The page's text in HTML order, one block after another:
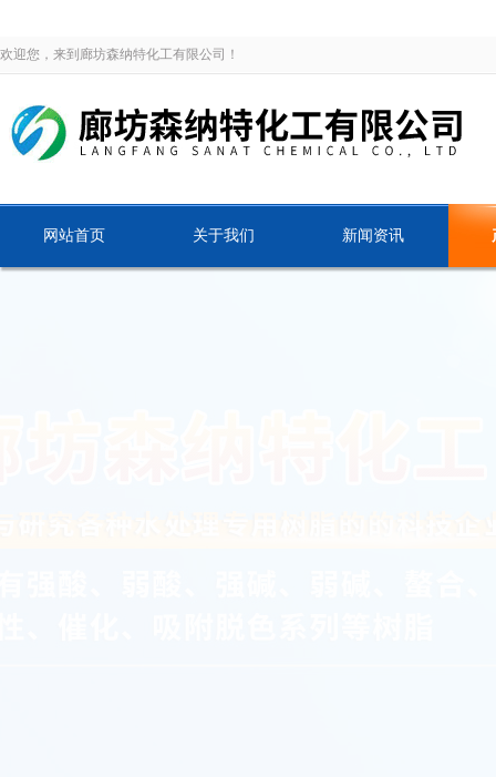
欢迎您，来到廊坊森纳特化工有限公司！
网站首页 关于我们 新闻资讯